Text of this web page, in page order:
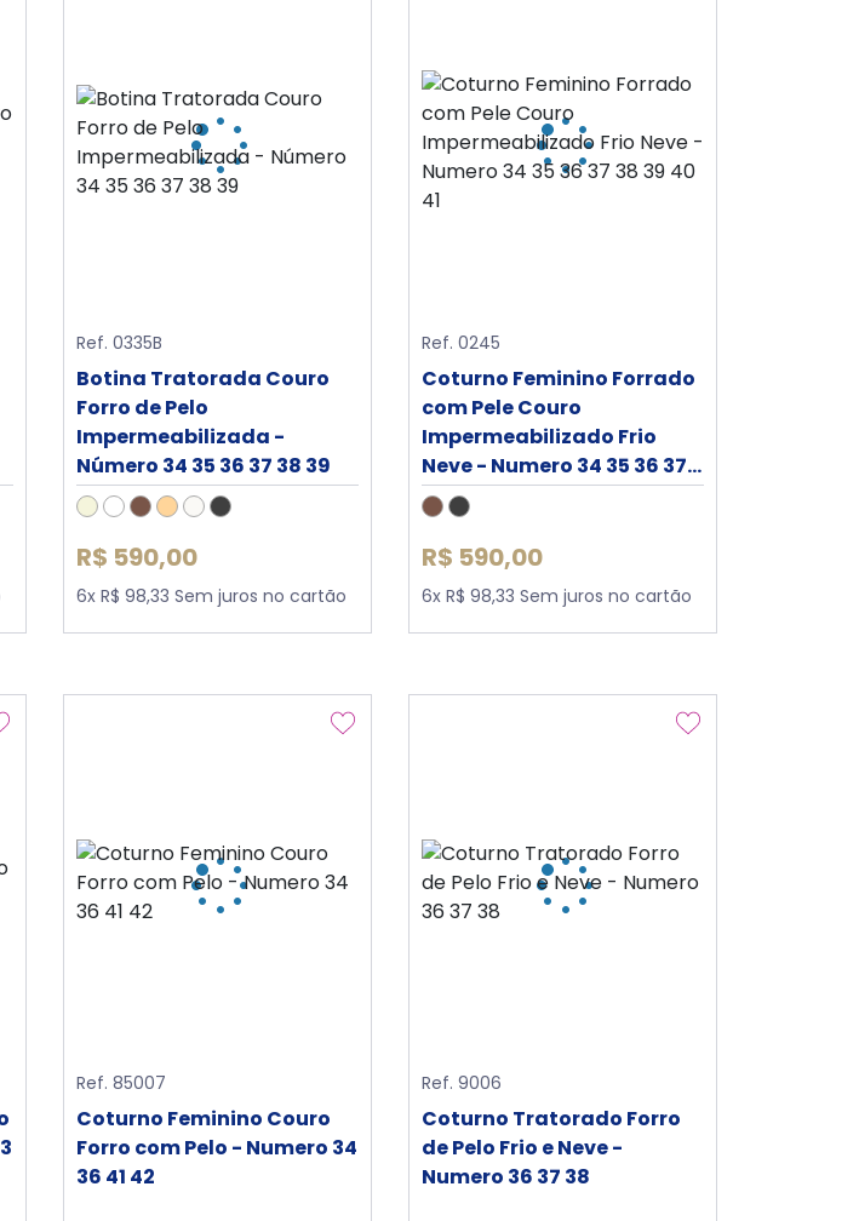
Ref. 0335B
Botina Tratorada Couro
Forro de Pelo
Impermeabilizada -
Número 34 35 36 37 38 39
R$ 590,00
6x R$ 98,33 Sem juros no cartão
Ref. 0245
Coturno Feminino Forrado
com Pele Couro
Impermeabilizado Frio
Neve - Numero 34 35 36 37
38 39 40 41
R$ 590,00
6x R$ 98,33 Sem juros no cartão
Ref. 85007
Coturno Feminino Couro
Forro com Pelo - Numero 34
36 41 42
Ref. 9006
Coturno Tratorado Forro
de Pelo Frio e Neve -
Numero 36 37 38